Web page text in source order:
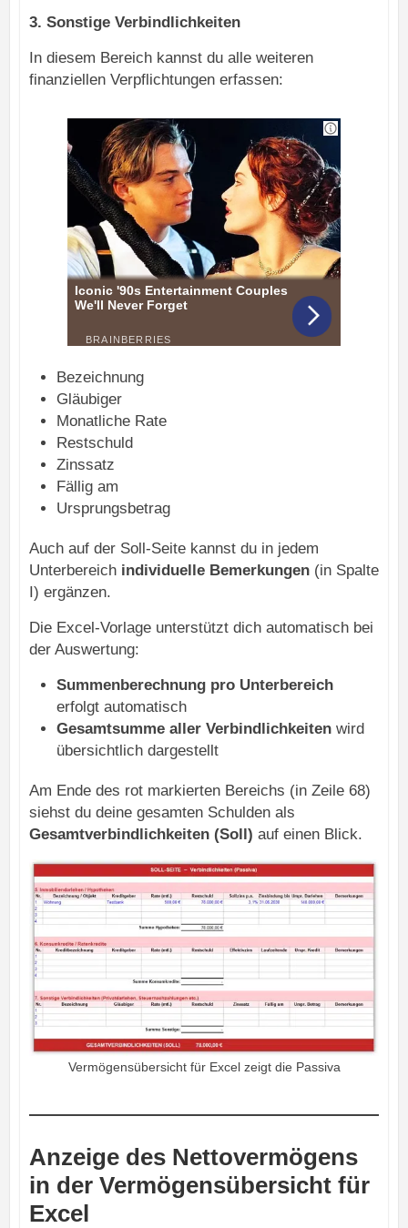
3. Sonstige Verbindlichkeiten
In diesem Bereich kannst du alle weiteren
finanziellen Verpflichtungen erfassen:
Bezeichnung
Gläubiger
Monatliche Rate
Restschuld
Zinssatz
Fällig am
Ursprungsbetrag
Auch auf der Soll-Seite kannst du in jedem
Unterbereich individuelle Bemerkungen(in Spalte
I) ergänzen.
Die Excel-Vorlage unterstützt dich automatisch bei
der Auswertung:
Summenberechnung pro Unterbereich
erfolgt automatisch
Gesamtsumme aller Verbindlichkeitenwird
übersichtlich dargestellt
Am Ende des rot markierten Bereichs (in Zeile 68)
siehst du deine gesamten Schulden als
Gesamtverbindlichkeiten (Soll) auf einen Blick.
Vermögensübersicht für Excel zeigt die Passiva
Anzeige des Nettovermögens
in der Vermögensübersicht für
Excel